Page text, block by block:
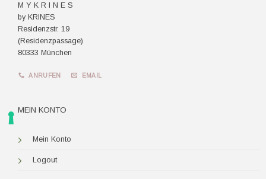
M Y K R I N E S
by KRINES
Residenzstr. 19
(Residenzpassage)
80333 München
ANRUFEN EMAIL
MEIN KONTO
Mein Konto
Logout